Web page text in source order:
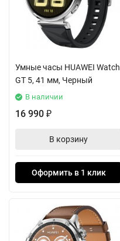
Умные часы HUAWEI Watch
GT 5, 41 мм, Черный
В наличии
16 990 ₽
В корзину
Оформить в 1 клик